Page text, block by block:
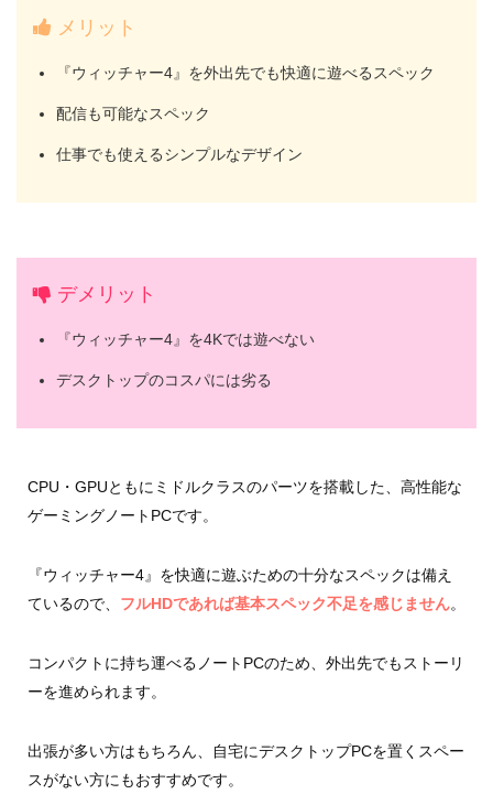
メリット
『ウィッチャー4』を外出先でも快適に遊べるスペック
配信も可能なスペック
仕事でも使えるシンプルなデザイン
デメリット
『ウィッチャー4』を4Kでは遊べない
デスクトップのコスパには劣る
CPU・GPUともにミドルクラスのパーツを搭載した、高性能な
ゲーミングノートPCです。
『ウィッチャー4』を快適に遊ぶための十分なスペックは備え
ているので、 フルHDであれば基本スペック不足を感じません。
コンパクトに持ち運べるノートPCのため、外出先でもストーリ
ーを進められます。
出張が多い方はもちろん、自宅にデスクトップPCを置くスペー
スがない方にもおすすめです。